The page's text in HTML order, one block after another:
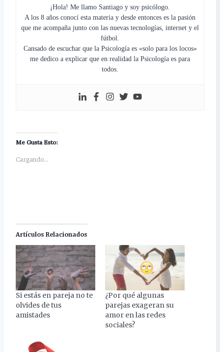
¡Hola! Me llamo Santiago y soy psicólogo.
A los 8 años conocí esta materia y desde entonces es la pasión
que me acompaña junto con las nuevas tecnologías, internet y el
fútbol.
Cansado de escuchar que la Psicología es «solo para los locos»
me dedico a explicar que en realidad la Psicología es para
todos.
Me Gusta Esto:
Cargando...
Artículos Relacionados
Si estás en pareja no te
olvides de tus
amistades
¿Por qué algunas
parejas exageran su
amor en las redes
sociales?